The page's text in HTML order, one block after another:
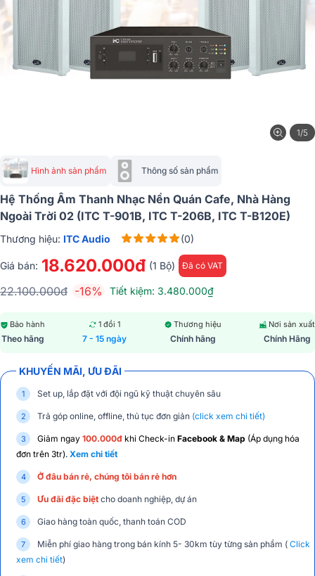
1/5
Hình ảnh sản phẩm Thông số sản phẩm
Hệ Thống Âm Thanh Nhạc Nền Quán Cafe, Nhà Hàng
Ngoài Trời 02 (ITC T-901B, ITC T-206B, ITC T-B120E)
Thương hiệu: ITC Audio (0)
Giá bán: 18.620.000đ (1 Bộ) Đã có VAT
22.100.000đ -16% Tiết kiệm: 3.480.000₫
Bảo hành
Theo hãng
1 đổi 1
7 - 15 ngày
Thương hiệu
Chính hãng
Nơi sản xuất
Chính Hãng
KHUYẾN MÃI, ƯU ĐÃI
Set up, lắp đặt với đội ngũ kỹ thuật chuyên sâu
Trả góp online, offline, thủ tục đơn giản (click xem chi tiết)
Giảm ngay 100.000đ khi Check-in Facebook & Map (Áp dụng hóa
đơn trên 3tr). Xem chi tiết
Ở đâu bán rẻ, chúng tôi bán rẻ hơn
Ưu đãi đặc biệt cho doanh nghiệp, dự án
Giao hàng toàn quốc, thanh toán COD
Miễn phí giao hàng trong bán kính 5- 30km tùy từng sản phẩm ( Click
xem chi tiết)